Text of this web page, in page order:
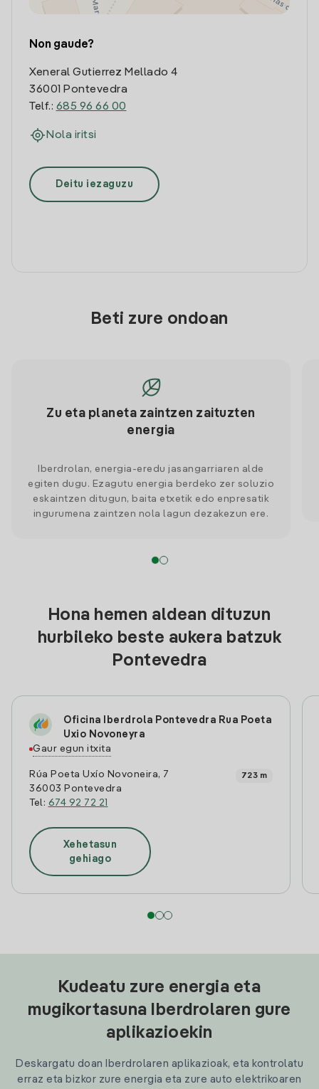
Non gaude?
Xeneral Gutierrez Mellado 4
36001 Pontevedra
Telf.: 685 96 66 00
Nola iritsi
Deitu iezaguzu
Beti zure ondoan
Zu eta planeta zaintzen zaituzten
energia
Iberdrolan, energia-eredu jasangarriaren alde
egiten dugu. Ezagutu energia berdeko zer soluzio
eskaintzen ditugun, baita etxetik edo enpresatik
ingurumena zaintzen nola lagun dezakezun ere.
Hona hemen aldean dituzun
hurbileko beste aukera batzuk
Pontevedra
Oficina Iberdrola Pontevedra Rua Poeta
Uxio Novoneyra
Gaur egun itxita
Rúa Poeta Uxío Novoneira, 7
36003 Pontevedra
Tel: 674 92 72 21
723 m
Xehetasun
gehiago
Kudeatu zure energia eta
mugikortasuna Iberdrolaren gure
aplikazioekin
Deskargatu doan Iberdrolaren aplikazioak, eta kontrolatu
erraz eta bizkor zure energia eta zure auto elektrikoaren